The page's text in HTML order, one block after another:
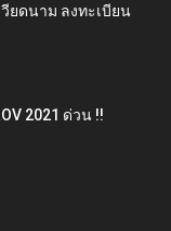
ยดนาม ลงทะเบียน
2021 ด่วน !!